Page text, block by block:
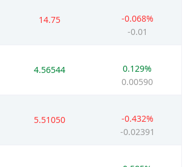
14.75
-0.068%
-0.01
4.56544
0.129%
0.00590
5.51050
-0.432%
-0.02391